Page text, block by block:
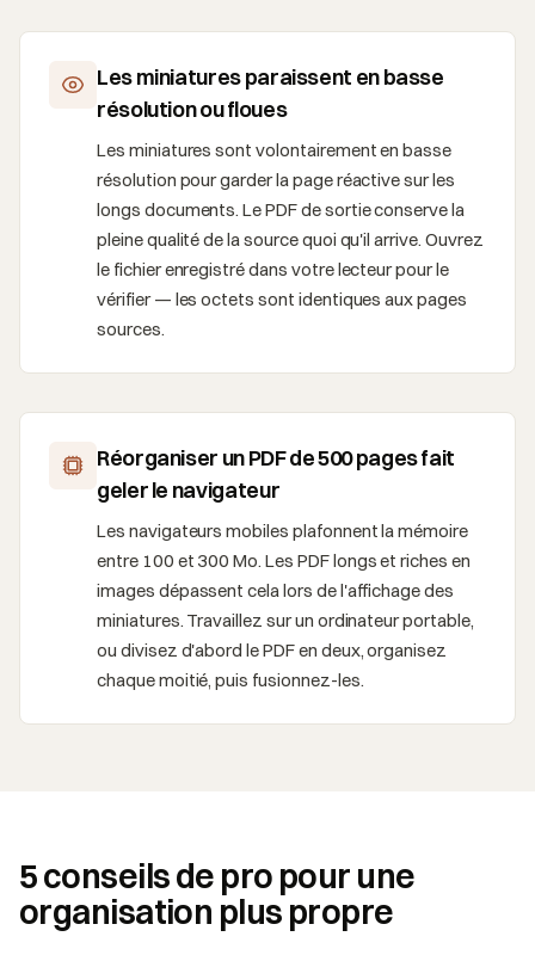
Les miniatures paraissent en basse
résolution ou floues
Les miniatures sont volontairement en basse
résolution pour garder la page réactive sur les
longs documents. Le PDF de sortie conserve la
pleine qualité de la source quoi qu'il arrive. Ouvrez
le fichier enregistré dans votre lecteur pour le
vérifier — les octets sont identiques aux pages
sources.
Réorganiser un PDF de 500 pages fait
geler le navigateur
Les navigateurs mobiles plafonnent la mémoire
entre 100 et 300 Mo. Les PDF longs et riches en
images dépassent cela lors de l'affichage des
miniatures. Travaillez sur un ordinateur portable,
ou divisez d'abord le PDF en deux, organisez
chaque moitié, puis fusionnez-les.
5 conseils de pro pour une
organisation plus propre